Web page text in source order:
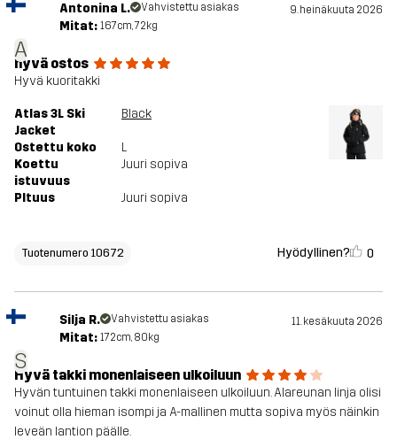
Paino 1200 grammaa koossa M
Kestävyys Kierrätetyt yksityiskohdat
Aktiviteetteihin ALPPIHIIHTO
Tuotenumero 10672_2001
A
Antonina L. Vahvistettu asiakas 9. heinäkuuta 2026
Mitat: 167cm, 72kg
hyvä ostos
Hyvä kuoritakki
Atlas 3L Ski
Jacket
Black
Ostettu koko
L
Koettu
istuvuus
Juuri sopiva
PItuus Juuri sopiva
Tuotenumero 10672 Hyödyllinen? 0
S
Silja R. Vahvistettu asiakas 11. kesäkuuta 2026
Mitat: 172cm, 80kg
Hyvä takki monenlaiseen ulkoiluun
Hyvän tuntuinen takki monenlaiseen ulkoiluun. Alareunan linja olisi
voinut olla hieman isompi ja A-mallinen mutta sopiva myös näinkin
leveän lantion päälle.